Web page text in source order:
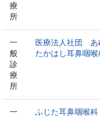
療
所
一
般
診
療
所
医療法人社団
たかはし耳鼻咽喉
一
ふじた耳鼻咽喉科